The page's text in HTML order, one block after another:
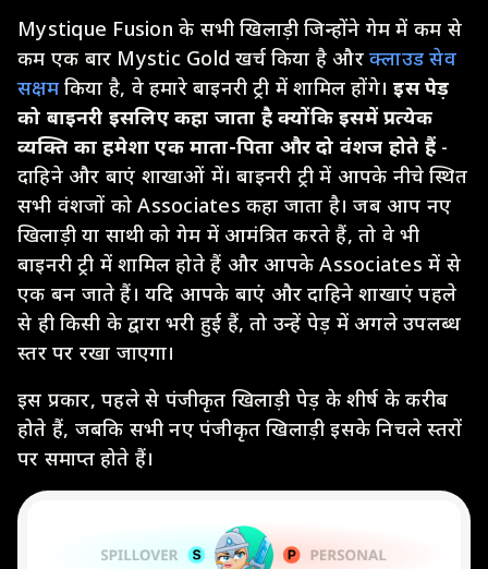
Mystique Fusion के सभी खिलाड़ी जिन्होंने गेम में कम से
कम एक बार Mystic Gold खर्च किया है और क्लाउड सेव
सक्षमकिया है, वे हमारे बाइनरी ट्री में शामिल होंगे।इस पेड़
को बाइनरी इसलिए कहा जाता है क्योंकि इसमें प्रत्येक
व्यक्ति का हमेशा एक माता-पिता और दो वंशज होते हैं-
दाहिने और बाएं शाखाओं में। बाइनरी ट्री में आपके नीचे स्थित
सभी वंशजों को Associates कहा जाता है। जब आप नए
खिलाड़ी या साथी को गेम में आमंत्रित करते हैं, तो वे भी
बाइनरी ट्री में शामिल होते हैं और आपके Associates में से
एक बन जाते हैं। यदि आपके बाएं और दाहिने शाखाएं पहले
से ही किसी के द्वारा भरी हुई हैं, तो उन्हें पेड़ में अगले उपलब्ध
स्तर पर रखा जाएगा।
इस प्रकार, पहले से पंजीकृत खिलाड़ी पेड़ के शीर्ष के करीब
होते हैं, जबकि सभी नए पंजीकृत खिलाड़ी इसके निचले स्तरों
पर समाप्त होते हैं।